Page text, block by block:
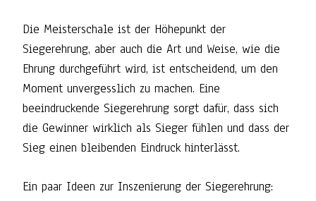
Die Meisterschale ist der Höhepunkt der
Siegerehrung, aber auch die Art und Weise, wie die
Ehrung durchgeführt wird, ist entscheidend, um den
Moment unvergesslich zu machen. Eine
beeindruckende Siegerehrung sorgt dafür, dass sich
die Gewinner wirklich als Sieger fühlen und dass der
Sieg einen bleibenden Eindruck hinterlässt.
Ein paar Ideen zur Inszenierung der Siegerehrung: